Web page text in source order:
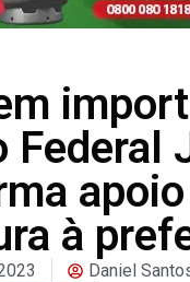
Federal
à
Daniel